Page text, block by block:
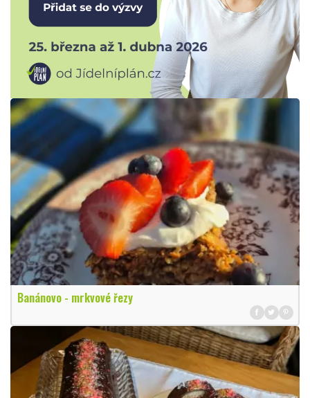
Banánovo - mrkvové řezy